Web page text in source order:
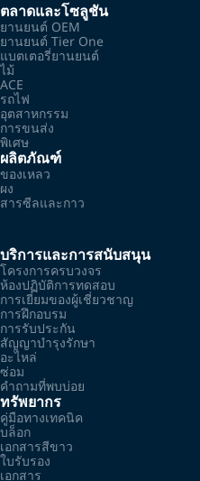
ตลาดและโซลูชัน
ยานยนต์ OEM
ยานยนต์ Tier One
แบตเตอรี่ยานยนต์
ไม้
ACE
รถไฟ
อุตสาหกรรม
การขนส่ง
พิเศษ
ผลิตภัณฑ์
ของเหลว
ผง
สารซีลและกาว
บริการและการสนับสนุน
โครงการครบวงจร
ห้องปฏิบัติการทดสอบ
การเยี่ยมของผู้เชี่ยวชาญ
การฝึกอบรม
การรับประกัน
สัญญาบำรุงรักษา
อะไหล่
ซ่อม
คำถามที่พบบ่อย
ทรัพยากร
คู่มือทางเทคนิค
บล็อก
เอกสารสีขาว
ใบรับรอง
เอกสาร